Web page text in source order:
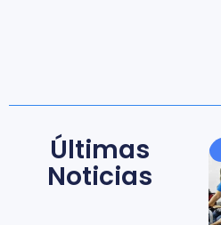
Últimas
Noticias